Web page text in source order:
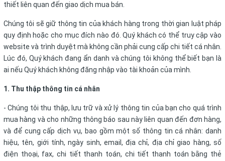
thiết liên quan đến giao dịch mua bán.
Chúng tôi sẽ giữ thông tin của khách hàng trong thời gian luật pháp
quy định hoặc cho mục đích nào đó. Quý khách có thể truy cập vào
website và trình duyệt mà không cần phải cung cấp chi tiết cá nhân.
Lúc đó, Quý khách đang ẩn danh và chúng tôi không thể biết bạn là
ai nếu Quý khách không đăng nhập vào tài khoản của mình.
1. Thu thập thông tin cá nhân
- Chúng tôi thu thập, lưu trữ và xử lý thông tin của bạn cho quá trình
mua hàng và cho những thông báo sau này liên quan đến đơn hàng,
và để cung cấp dịch vụ, bao gồm một số thông tin cá nhân: danh
hiệu, tên, giới tính, ngày sinh, email, địa chỉ, địa chỉ giao hàng, số
điện thoại, fax, chi tiết thanh toán, chi tiết thanh toán bằng thẻ